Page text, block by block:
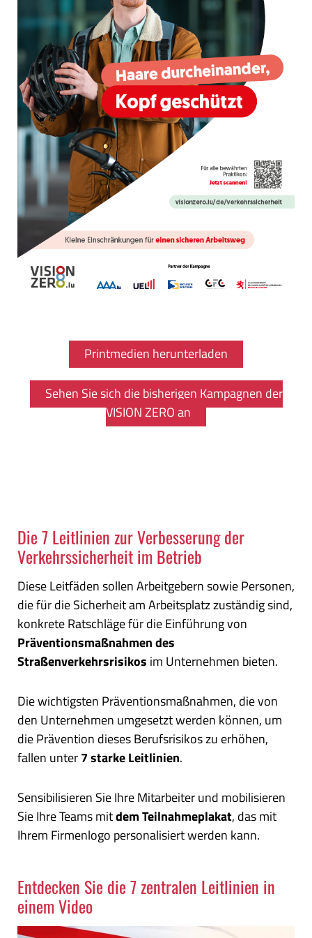
Printmedien herunterladen
Sehen Sie sich die bisherigen Kampagnen der
VISION ZERO an
Die 7 Leitlinien zur Verbesserung der
Verkehrssicherheit im Betrieb
Diese Leitfäden sollen Arbeitgebern sowie Personen,
die für die Sicherheit am Arbeitsplatz zuständig sind,
konkrete Ratschläge für die Einführung von
Präventionsmaßnahmen des
Straßenverkehrsrisikos im Unternehmen bieten.
Die wichtigsten Präventionsmaßnahmen, die von
den Unternehmen umgesetzt werden können, um
die Prävention dieses Berufsrisikos zu erhöhen,
fallen unter7 starke Leitlinien.
Sensibilisieren Sie Ihre Mitarbeiter und mobilisieren
Sie Ihre Teams mitdem Teilnahmeplakat, das mit
Ihrem Firmenlogo personalisiert werden kann.
Entdecken Sie die 7 zentralen Leitlinien in
einem Video